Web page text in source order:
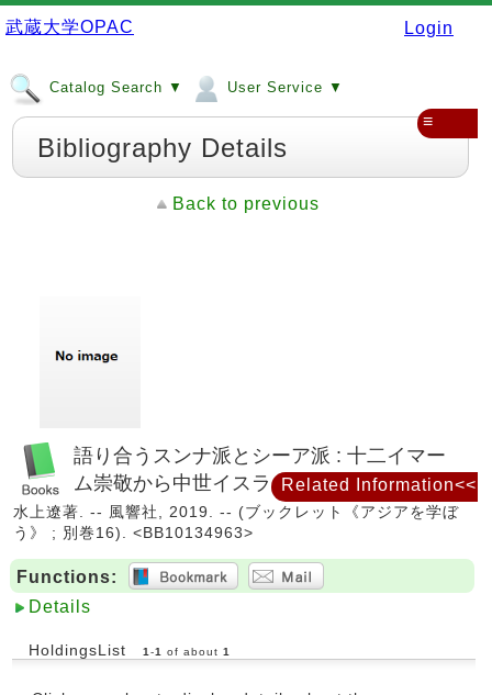
武蔵大学OPAC Login
Catalog Search ▼ User Service ▼
≡
Bibliography Details
Back to previous
語り合うスンナ派とシーア派 : 十二イマー
ム崇敬から中世イスラーム史を再考する
水上遼著. -- 風響社, 2019. -- (ブックレット《アジアを学ぼ
う》 ; 別巻16). <BB10134963>
Functions:
Details
HoldingsList 1 -1 of about 1
Related Information<<